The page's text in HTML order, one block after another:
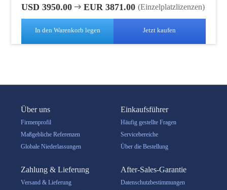
Prognosezeitraums 2025-2031 auf eine angepasste Größe von
USD 3950.00 EUR 3871.00 (Einzelplatzlizenzen)
In den Warenkorb legen Jetzt kaufen
Über uns
Firmenprofil
Maßgebliche Referenzen
Globale Niederlassungen
Einkaufsführer
Häufig gestellte Fragen
Servicebereiche
Über die Bestellung
Zahlung & Lieferung
Versand & Lieferung
After-Sales-Garantie
Datenschutzbestimmungen